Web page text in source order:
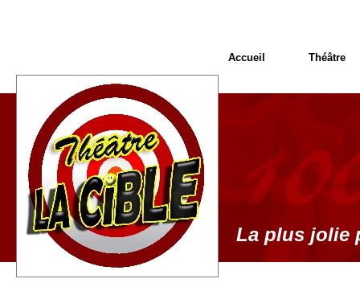
La plus jolie
Accueil Théâtre